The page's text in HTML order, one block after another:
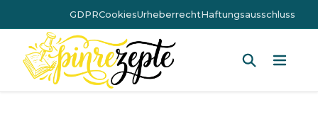
GDPRCookiesUrheberrechtHaftungsausschluss